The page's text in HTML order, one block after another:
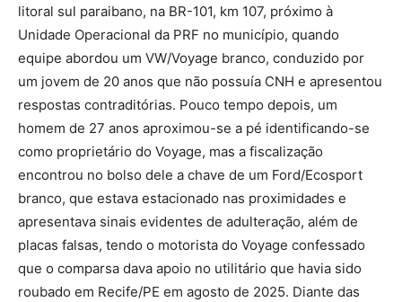
litoral sul paraibano, na BR-101, km 107, próximo à
Unidade Operacional da PRF no município, quando
equipe abordou um VW/Voyage branco, conduzido por
um jovem de 20 anos que não possuía CNH e apresentou
respostas contraditórias. Pouco tempo depois, um
homem de 27 anos aproximou-se a pé identificando-se
como proprietário do Voyage, mas a fiscalização
encontrou no bolso dele a chave de um Ford/Ecosport
branco, que estava estacionado nas proximidades e
apresentava sinais evidentes de adulteração, além de
placas falsas, tendo o motorista do Voyage confessado
que o comparsa dava apoio no utilitário que havia sido
roubado em Recife/PE em agosto de 2025. Diante das